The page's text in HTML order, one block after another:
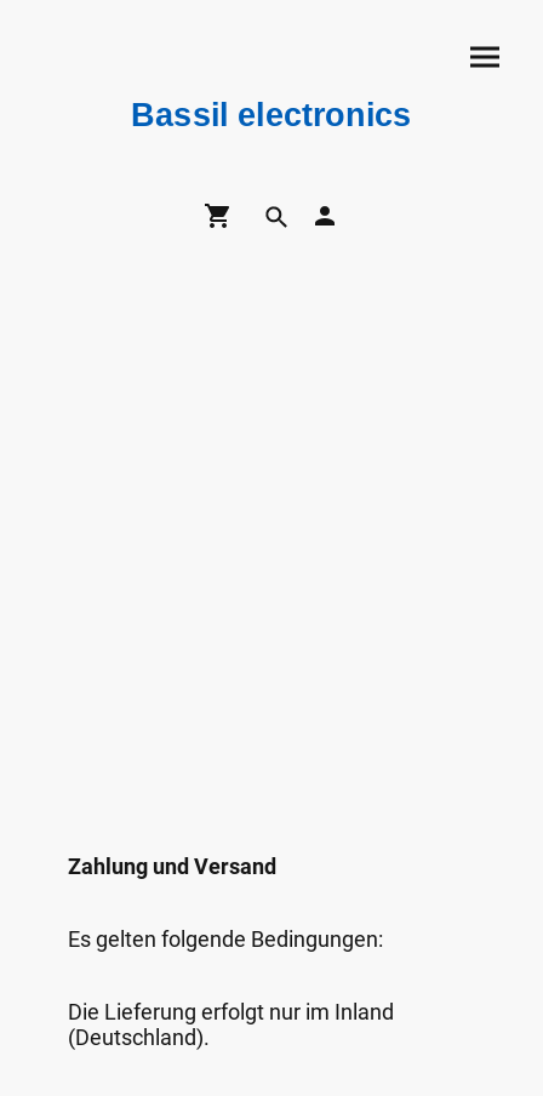
Bassil electronics
Zahlung und Versand
Es gelten folgende Bedingungen:
Die Lieferung erfolgt nur im Inland
(Deutschland).